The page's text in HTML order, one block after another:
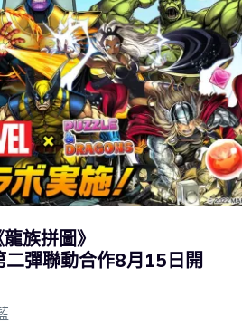
族拼圖》
彈聯動合作8月15日開